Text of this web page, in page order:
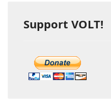
Support VOLT!